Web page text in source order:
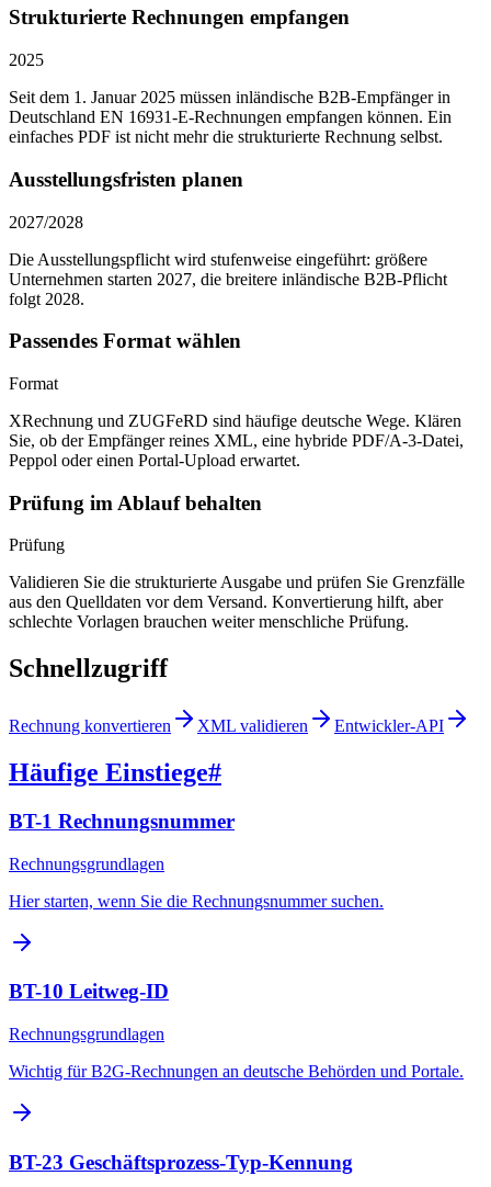
Strukturierte Rechnungen empfangen
2025
Seit dem 1. Januar 2025 müssen inländische B2B-Empfänger in
Deutschland EN 16931-E-Rechnungen empfangen können. Ein
einfaches PDF ist nicht mehr die strukturierte Rechnung selbst.
Ausstellungsfristen planen
2027/2028
Die Ausstellungspflicht wird stufenweise eingeführt: größere
Unternehmen starten 2027, die breitere inländische B2B-Pflicht
folgt 2028.
Passendes Format wählen
Format
XRechnung und ZUGFeRD sind häufige deutsche Wege. Klären
Sie, ob der Empfänger reines XML, eine hybride PDF/A-3-Datei,
Peppol oder einen Portal-Upload erwartet.
Prüfung im Ablauf behalten
Prüfung
Validieren Sie die strukturierte Ausgabe und prüfen Sie Grenzfälle
aus den Quelldaten vor dem Versand. Konvertierung hilft, aber
schlechte Vorlagen brauchen weiter menschliche Prüfung.
Schnellzugriff
Rechnung konvertieren XML validieren Entwickler-API
Häufige Einstiege#
BT-1 Rechnungsnummer
Rechnungsgrundlagen
Hier starten, wenn Sie die Rechnungsnummer suchen.
BT-10 Leitweg-ID
Rechnungsgrundlagen
Wichtig für B2G-Rechnungen an deutsche Behörden und Portale.
BT-23 Geschäftsprozess-Typ-Kennung